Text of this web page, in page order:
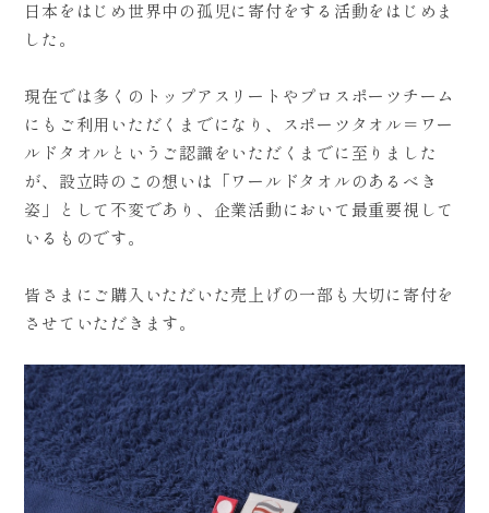
日本をはじめ世界中の孤児に寄付をする活動をはじめま
した。
現在では多くのトップアスリートやプロスポーツチーム
にもご利用いただくまでになり、スポーツタオル＝ワー
ルドタオルというご認識をいただくまでに至りました
が、設立時のこの想いは「ワールドタオルのあるべき
姿」として不変であり、企業活動において最重要視して
いるものです。
皆さまにご購入いただいた売上げの一部も大切に寄付を
させていただきます。